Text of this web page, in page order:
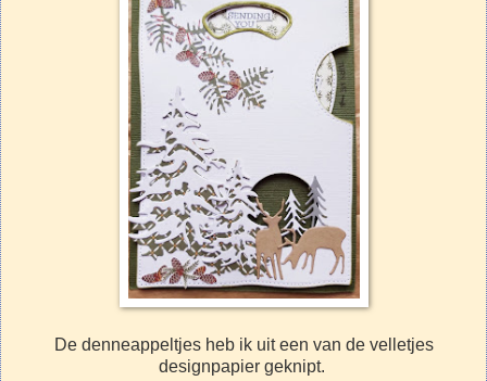
De denneappeltjes heb ik uit een van de velletjes
designpapier geknipt.